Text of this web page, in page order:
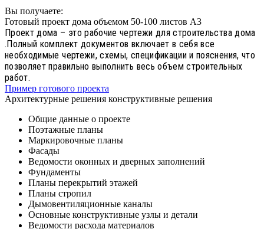
Вы получаете:
Готовый проект дома объемом 50-100 листов А3
Проект дома – это рабочие чертежи для строительства дома
.Полный комплект документов включает в себя все
необходимые чертежи, схемы, спецификации и пояснения, что
позволяет правильно выполнить весь объем строительных
работ.
Пример готового проекта
Архитектурные решения конструктивные решения
Общие данные о проекте
Поэтажные планы
Маркировочные планы
Фасады
Ведомости оконных и дверных заполнений
Фундаменты
Планы перекрытий этажей
Планы стропил
Дымовентиляционные каналы
Основные конструктивные узлы и детали
Ведомости расхода материалов